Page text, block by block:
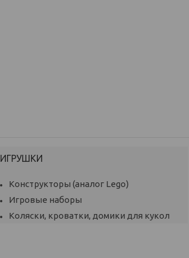
ИГРУШКИ
Конструкторы (аналог Lego)
Игровые наборы
Коляски, кроватки, домики для кукол